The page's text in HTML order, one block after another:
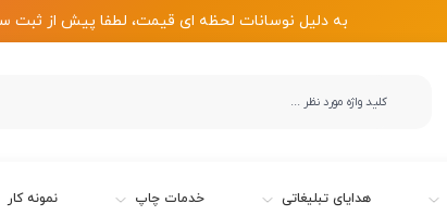
به دلیل نوسانات لحظه ای قیمت، لطفا پیش از ثبت
هدایای تبلیغاتی خدمات چاپ نمونه کار